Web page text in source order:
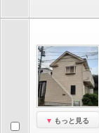
もっと見る